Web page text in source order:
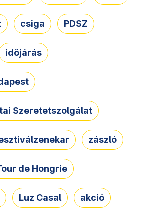
csiga PDSZ
időjárás
Szeretetszolgálat
zászló
de Hongrie
Luz Casal akció